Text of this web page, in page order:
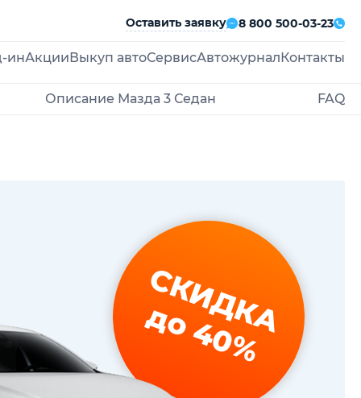
Оставить заявку 8 800 500-03-23
инАкции Выкуп автоСервисАвтожурнал Контакты
Описание Мазда 3 Седан FAQ
СКИДКА
до 40%